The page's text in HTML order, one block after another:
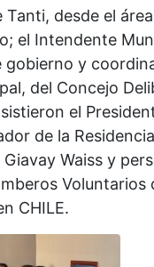
Tanti, desde el
el Intendente
y
del Concejo
el
de la
Waiss y
CHILE.